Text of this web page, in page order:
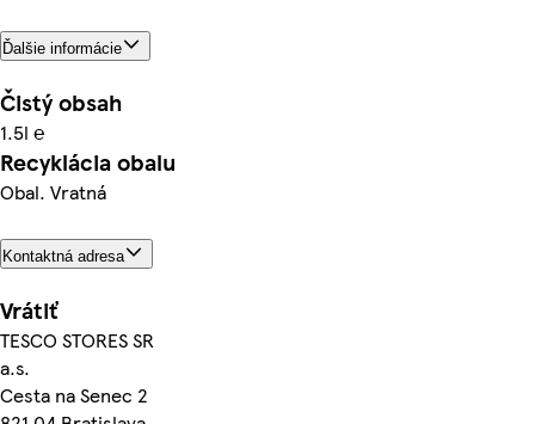
Ďalšie informácie
Čistý obsah
1.5l ℮
Recyklácia obalu
Obal. Vratná
Kontaktná adresa
Vrátiť
TESCO STORES SR
a.s.
Cesta na Senec 2